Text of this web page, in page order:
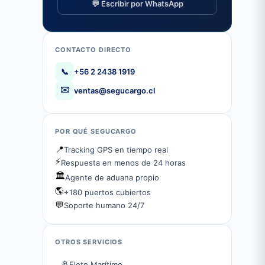
💬 Escribir por WhatsApp
CONTACTO DIRECTO
📞
+56 2 2438 1919
✉️ ventas@segucargo.cl
POR QUÉ SEGUCARGO
📍Tracking GPS en tiempo real
⚡Respuesta en menos de 24 horas
🏛️Agente de aduana propio
🌎+180 puertos cubiertos
💬Soporte humano 24/7
OTROS SERVICIOS